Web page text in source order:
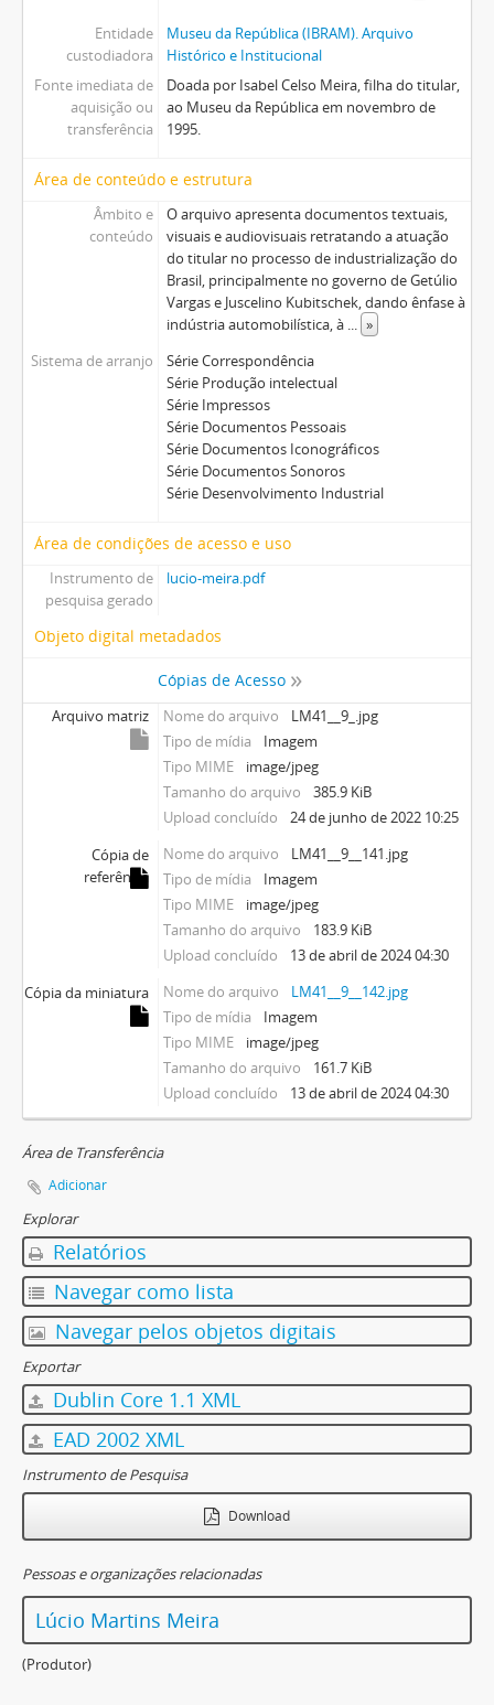
Entidade
custodiadora
Museu da República (IBRAM). Arquivo
Histórico e Institucional
Fonte imediata de
aquisição ou
transferência
Doada por Isabel Celso Meira, filha do titular,
ao Museu da República em novembro de
1995.
Área de conteúdo e estrutura
Âmbito e
conteúdo
O arquivo apresenta documentos textuais,
visuais e audiovisuais retratando a atuação
do titular no processo de industrialização do
Brasil, principalmente no governo de Getúlio
Vargas e Juscelino Kubitschek, dando ênfase à
indústria automobilística, à ... »
Sistema de arranjo
Série Correspondência
Série Produção intelectual
Série Impressos
Série Documentos Pessoais
Série Documentos Iconográficos
Série Documentos Sonoros
Série Desenvolvimento Industrial
Área de condições de acesso e uso
Instrumento de
pesquisa gerado
lucio-meira.pdf
Objeto digital metadados
Cópias de Acesso
Arquivo matriz Nome do arquivo
LM41__9_.jpg
Tipo de mídia
Imagem
Tipo MIME
image/jpeg
Tamanho do arquivo
385.9 KiB
Upload concluído
24 de junho de 2022 10:25
Cópia de
referência
Nome do arquivo
LM41__9__141.jpg
Tipo de mídia
Imagem
Tipo MIME
image/jpeg
Tamanho do arquivo
183.9 KiB
Upload concluído
13 de abril de 2024 04:30
Cópia da miniatura
Nome do arquivo
LM41__9__142.jpg
Tipo de mídia
Imagem
Tipo MIME
image/jpeg
Tamanho do arquivo
161.7 KiB
Upload concluído
13 de abril de 2024 04:30
Área de Transferência
Adicionar
Explorar
Relatórios
Navegar como lista
Navegar pelos objetos digitais
Exportar
Dublin Core 1.1 XML
EAD 2002 XML
Instrumento de Pesquisa
Download
Pessoas e organizações relacionadas
Lúcio Martins Meira
(Produtor)